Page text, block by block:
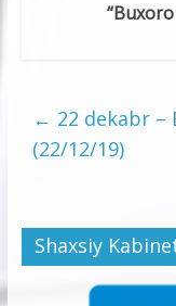
← 22 dekabr –
(22/12/19)
Shaxsiy